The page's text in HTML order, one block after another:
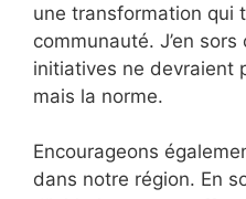
une transformation qui
communauté. J’en
initiatives ne devraient
mais la norme.
Encourageons
dans notre région. En